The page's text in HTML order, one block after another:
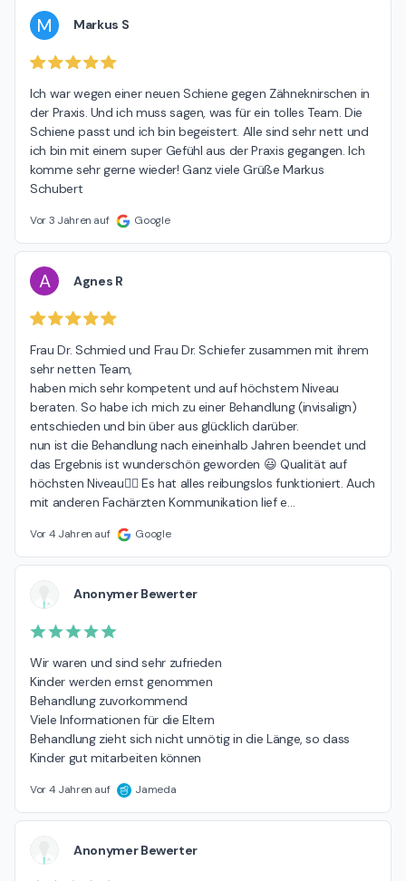
M Markus S
Ich war wegen einer neuen Schiene gegen Zähneknirschen in
der Praxis. Und ich muss sagen, was für ein tolles Team. Die
Schiene passt und ich bin begeistert. Alle sind sehr nett und
ich bin mit einem super Gefühl aus der Praxis gegangen. Ich
komme sehr gerne wieder! Ganz viele Grüße Markus
Schubert
Vor 3 Jahren auf Google
A Agnes R
Frau Dr. Schmied und Frau Dr. Schiefer zusammen mit ihrem
sehr netten Team,
haben mich sehr kompetent und auf höchstem Niveau
beraten. So habe ich mich zu einer Behandlung (invisalign)
entschieden und bin über aus glücklich darüber.
nun ist die Behandlung nach eineinhalb Jahren beendet und
das Ergebnis ist wunderschön geworden 😃 Qualität auf
höchsten Niveau👍🏻 Es hat alles reibungslos funktioniert. Auch
mit anderen Fachärzten Kommunikation lief e…
Vor 4 Jahren auf Google
Anonymer Bewerter
Wir waren und sind sehr zufrieden
Kinder werden ernst genommen
Behandlung zuvorkommend
Viele Informationen für die Eltern
Behandlung zieht sich nicht unnötig in die Länge, so dass
Kinder gut mitarbeiten können
Vor 4 Jahren auf Jameda
Anonymer Bewerter